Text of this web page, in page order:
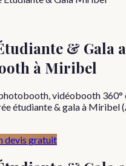
& Gala
à Miribel
vidéobooth 360°
étudiante & gala à Miribel
devis gratuit